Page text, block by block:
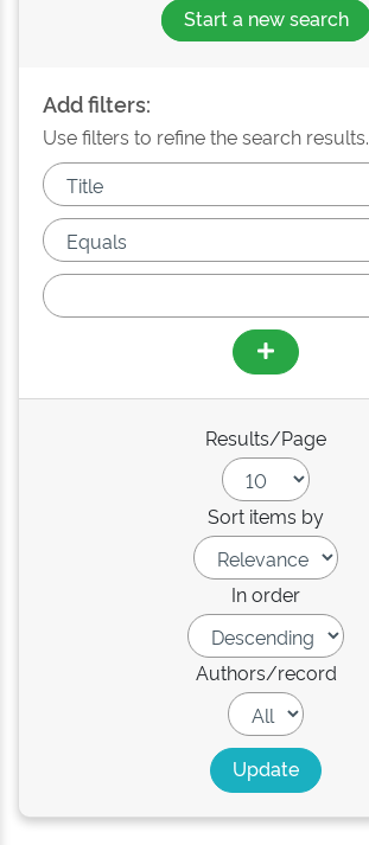
Start a new search
Add filters:
Use filters to refine the search results.
Results/Page
Sort items by
In order
Authors/record